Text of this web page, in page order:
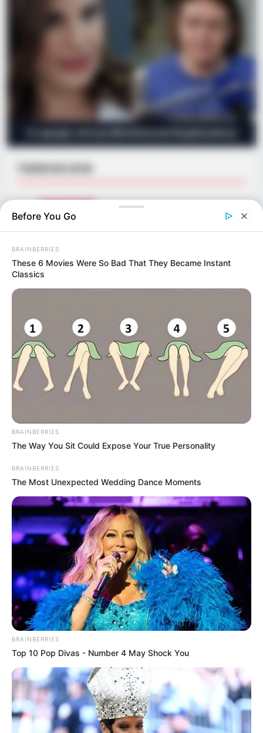
01Ανήλικος έγινε στόχος απατεώνων – Μετά από
επιχείρηση της ΕΛΑΣ συνελήφθη 63χρονη που
02 ΑΣΤΥΝΟΜΙΚΆ
από τη φυλακή και έκλεβε αυτοκίνητα
·1 min read
03 ΕΛΛΆΔΑ
Σοβαρό τροχαίο ατύχημα στην Εύβοια με
τραυματίες – Αυτοκίνητο έπεσε από μεγάλο
ύψος στον δρόμο Προκόπι – Ψαχνά (ΦΩΤΟ –
·1 min read
04
Απάτη- μαμούθ σε βάρος του ΕΟΠΥΥ: Δύο γιατροί
και τρεις φαρμακοποιοί προφυλακίστηκαν
05 ΑΣΤΥΝΟΜΙΚΆ
Θύμα εκβιασμού έπεσε ανήλικος – Άγνωστος
κοινοποίησε προσωπικές του στιγμές
21/09/2024, 13:19·1 min read
NEWSLETTER
Οι σημαντικότερες ειδήσεις κάθε πρωί.
ΕΓΓΡΑΦΉ
POPULAR TOPICS
Before You Go
BRAINBERRIES
These 6 Movies Were So Bad That They Became Instant
Classics
BRAINBERRIES
The Way You Sit Could Expose Your True Personality
BRAINBERRIES
The Most Unexpected Wedding Dance Moments
BRAINBERRIES
Top 10 Pop Divas - Number 4 May Shock You